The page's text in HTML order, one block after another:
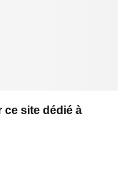
ce site dédié à